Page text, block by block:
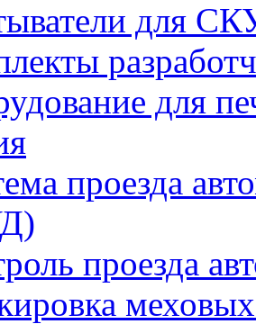
для
для
проезда
проезда